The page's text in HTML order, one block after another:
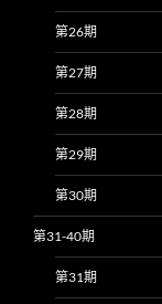
第26期
第27期
第28期
第29期
第30期
第31-40期
第31期